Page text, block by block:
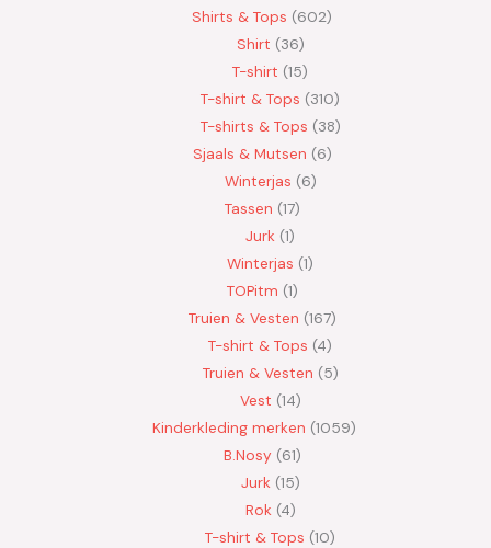
Shirts & Tops 602
Shirt 36
T-shirt 15
T-shirt & Tops 310
T-shirts & Tops 38
Sjaals & Mutsen 6
Winterjas 6
Tassen 17
Jurk 1
Winterjas 1
TOPitm 1
Truien & Vesten 167
T-shirt & Tops 4
Truien & Vesten 5
Vest 14
Kinderkleding merken 1059
B.Nosy 61
Jurk 15
Rok 4
T-shirt & Tops 10